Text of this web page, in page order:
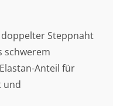
Steppnaht
schwerem
Anteil für
und